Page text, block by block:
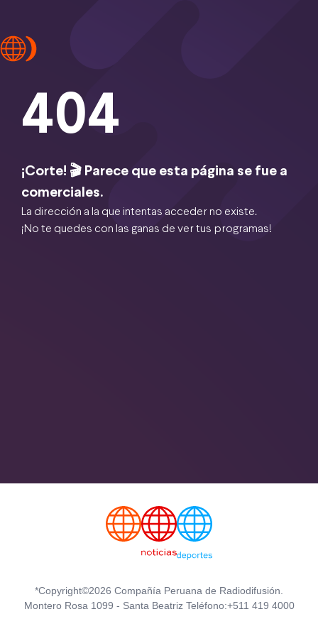
404
¡Corte! 🎬 Parece que esta página se fue a
comerciales.
La dirección a la que intentas acceder no existe.
¡No te quedes con las ganas de ver tus programas!
*Copyright©2026 Compañía Peruana de Radiodifusión.
Montero Rosa 1099 - Santa Beatriz Teléfono:+511 419 4000